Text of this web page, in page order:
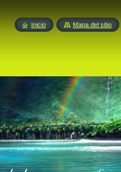
Inicio Mapa del sitio